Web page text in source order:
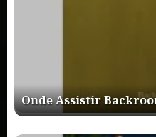
Onde Assistir